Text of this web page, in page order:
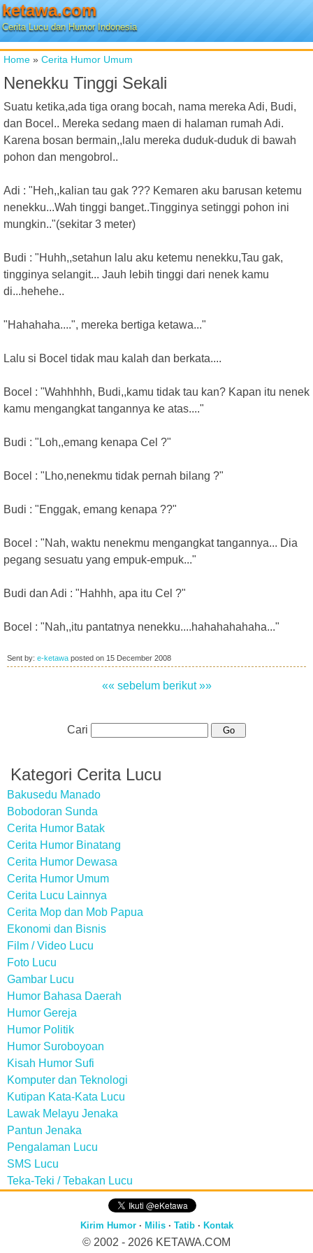
ketawa.com
Cerita Lucu dan Humor Indonesia
Home » Cerita Humor Umum
Nenekku Tinggi Sekali
Suatu ketika,ada tiga orang bocah, nama mereka Adi, Budi,
dan Bocel.. Mereka sedang maen di halaman rumah Adi.
Karena bosan bermain,,lalu mereka duduk-duduk di bawah
pohon dan mengobrol..
Adi : "Heh,,kalian tau gak ??? Kemaren aku barusan ketemu
nenekku...Wah tinggi banget..Tingginya setinggi pohon ini
mungkin.."(sekitar 3 meter)
Budi : "Huhh,,setahun lalu aku ketemu nenekku,Tau gak,
tingginya selangit... Jauh lebih tinggi dari nenek kamu
di...hehehe..
"Hahahaha....", mereka bertiga ketawa..."
Lalu si Bocel tidak mau kalah dan berkata....
Bocel : "Wahhhhh, Budi,,kamu tidak tau kan? Kapan itu nenek
kamu mengangkat tangannya ke atas...."
Budi : "Loh,,emang kenapa Cel ?"
Bocel : "Lho,nenekmu tidak pernah bilang ?"
Budi : "Enggak, emang kenapa ??"
Bocel : "Nah, waktu nenekmu mengangkat tangannya... Dia
pegang sesuatu yang empuk-empuk..."
Budi dan Adi : "Hahhh, apa itu Cel ?"
Bocel : "Nah,,itu pantatnya nenekku....hahahahahaha..."
Sent by: e-ketawa posted on 15 December 2008
«« sebelum berikut »»
Cari
Kategori Cerita Lucu
Bakusedu Manado
Bobodoran Sunda
Cerita Humor Batak
Cerita Humor Binatang
Cerita Humor Dewasa
Cerita Humor Umum
Cerita Lucu Lainnya
Cerita Mop dan Mob Papua
Ekonomi dan Bisnis
Film / Video Lucu
Foto Lucu
Gambar Lucu
Humor Bahasa Daerah
Humor Gereja
Humor Politik
Humor Suroboyoan
Kisah Humor Sufi
Komputer dan Teknologi
Kutipan Kata-Kata Lucu
Lawak Melayu Jenaka
Pantun Jenaka
Pengalaman Lucu
SMS Lucu
Teka-Teki / Tebakan Lucu
Kirim Humor· Milis· Tatib· Kontak
© 2002 - 2026 KETAWA.COM